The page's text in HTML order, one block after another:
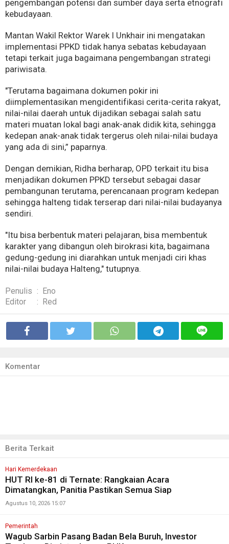
pengembangan potensi dan sumber daya serta etnografi
kebudayaan.
Mantan Wakil Rektor Warek I Unkhair ini mengatakan
implementasi PPKD tidak hanya sebatas kebudayaan
tetapi terkait juga bagaimana pengembangan strategi
pariwisata.
"Terutama bagaimana dokumen pokir ini
diimplementasikan mengidentifikasi cerita-cerita rakyat,
nilai-nilai daerah untuk dijadikan sebagai salah satu
materi muatan lokal bagi anak-anak didik kita, sehingga
kedepan anak-anak tidak tergerus oleh nilai-nilai budaya
yang ada di sini,” paparnya.
Dengan demikian, Ridha berharap, OPD terkait itu bisa
menjadikan dokumen PPKD tersebut sebagai dasar
pembangunan terutama, perencanaan program kedepan
sehingga halteng tidak terserap dari nilai-nilai budayanya
sendiri.
"Itu bisa berbentuk materi pelajaran, bisa membentuk
karakter yang dibangun oleh birokrasi kita, bagaimana
gedung-gedung ini diarahkan untuk menjadi ciri khas
nilai-nilai budaya Halteng," tutupnya.
Penulis : Eno
Editor
: Red
Komentar
Berita Terkait
Hari Kemerdekaan
HUT RI ke-81 di Ternate: Rangkaian Acara
Dimatangkan, Panitia Pastikan Semua Siap
Agustus 10, 2026 15:07
Pemerintah
Wagub Sarbin Pasang Badan Bela Buruh, Investor